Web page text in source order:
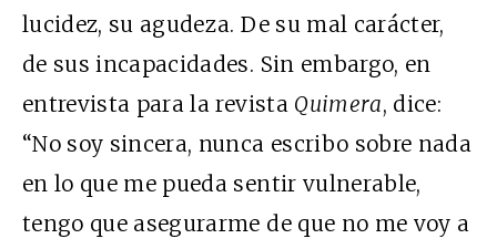
lucidez, su agudeza. De su mal carácter,
de sus incapacidades. Sin embargo, en
entrevista para la revista Quimera, dice:
“No soy sincera, nunca escribo sobre nada
en lo que me pueda sentir vulnerable,
tengo que asegurarme de que no me voy a